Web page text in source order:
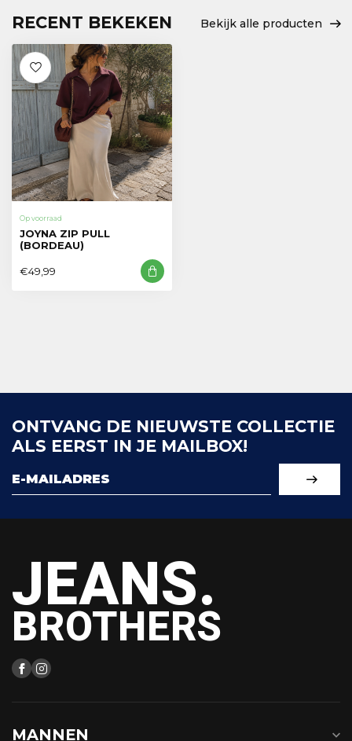
RECENT BEKEKEN Bekijk alle producten
Op voorraad
JOYNA ZIP PULL
(BORDEAU)
€49,99
ONTVANG DE NIEUWSTE COLLECTIE
ALS EERST IN JE MAILBOX!
JEANS.
BROTHERS
MANNEN